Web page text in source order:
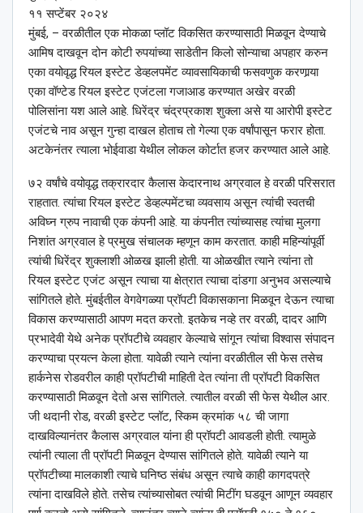
११ सप्टेंबर २०२४
मुंबई, – वरळीतील एक मोकळा प्लॉट विकसित करण्यासाठी मिळवून देण्याचे
आमिष दाखवून दोन कोटी रुपयांच्या साडेतीन किलो सोन्याचा अपहार करुन
एका वयोवृद्ध रियल इस्टेट डेव्हलपमेंट व्यावसायिकाची फसवणुक करणार्‍या
एका वॉण्टेड रियल इस्टेट एजंटला गजाआड करण्यात अखेर वरळी
पोलिसांना यश आले आहे. धिरेंद्र चंद्रप्रकाश शुक्ला असे या आरोपी इस्टेट
एजंटचे नाव असून गुन्हा दाखल होताच तो गेल्या एक वर्षांपासून फरार होता.
अटकेनंतर त्याला भोईवाडा येथील लोकल कोर्टात हजर करण्यात आले आहे.
७२ वर्षांचे वयोवृद्ध तक्रारदार कैलास केदारनाथ अग्रवाल हे वरळी परिसरात
राहतात. त्यांचा रियल इस्टेट डेव्हल्पमेंटचा व्यवसाय असून त्यांची स्वतची
अविघ्न ग्रुप नावाची एक कंपनी आहे. या कंपनीत त्यांच्यासह त्यांचा मुलगा
निशांत अग्रवाल हे प्रमुख संचालक म्हणून काम करतात. काही महिन्यांपूर्वी
त्यांची धिरेंद्र शुक्लाशी ओळख झाली होती. या ओळखीत त्याने त्यांना तो
रियल इस्टेट एजंट असून त्याचा या क्षेत्रात त्याचा दांडगा अनुभव असल्याचे
सांगितले होते. मुंबईतील वेगवेगळ्या प्रॉपटी विकासकाना मिळवून देऊन त्याचा
विकास करण्यासाठी आपण मदत करतो. इतकेच नव्हे तर वरळी, दादर आणि
प्रभादेवी येथे अनेक प्रॉपटीचे व्यवहार केल्याचे सांगून त्यांचा विश्‍वास संपादन
करण्याचा प्रयत्न केला होता. यावेळी त्याने त्यांना वरळीतील सी फेस तसेच
हार्कनेस रोडवरील काही प्रॉपटीची माहिती देत त्यांना ती प्रॉपटी विकसित
करण्यासाठी मिळवून देतो अस सांगितले. त्यातील वरळी सी फेस येथील आर.
जी थदानी रोड, वरळी इस्टेट प्लॉट, स्किम क्रमांक ५८ ची जागा
दाखविल्यानंतर कैलास अग्रवाल यांना ही प्रॉपटी आवडली होती. त्यामुळे
त्यांनी त्याला ती प्रॉपटी मिळवून देण्यास सांगितले होते. यावेळी त्याने या
प्रॉपटीच्या मालकाशी त्याचे घनिष्ठ संबंध असून त्याचे काही कागदपत्रे
त्यांना दाखविले होते. तसेच त्यांच्यासोबत त्यांची मिटींग घडवून आणून व्यवहार